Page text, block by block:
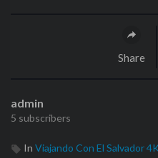
Share
admin
5 subscribers
In Viajando Con El Salvador 4K